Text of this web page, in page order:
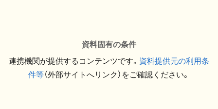
資料固有の条件
連携機関が提供するコンテンツです。 資料提供元の利用条
件等（外部サイトへリンク）をご確認ください。